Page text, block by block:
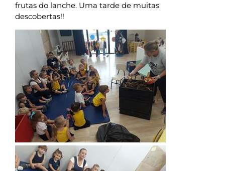
frutas do lanche. Uma tarde de muitas
descobertas!!